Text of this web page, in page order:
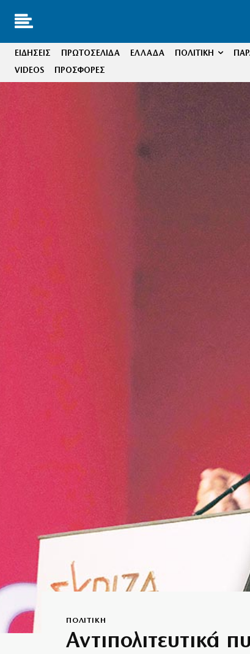
ΕΙΔΗΣΕΙΣ ΠΡΩΤΟΣΕΛΙΔΑ ΕΛΛΑΔΑ ΠΟΛΙΤΙΚΗ
VIDEOS
ΠΡΟΣΦΟΡΕΣ
ΠΟΛΙΤΙΚΗ
Αντιπολιτευτικά